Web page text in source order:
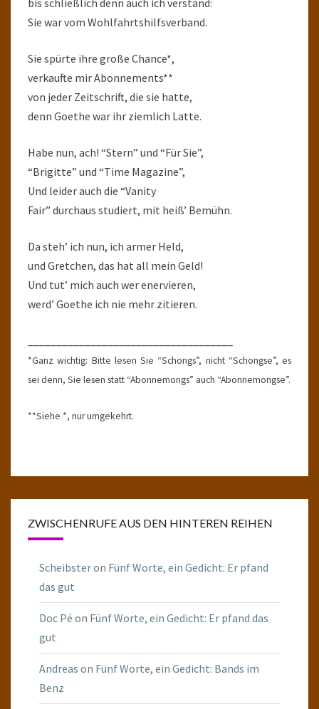
bis schließlich denn auch ich verstand:
Sie war vom Wohlfahrtshilfsverband.
Sie spürte ihre große Chance*,
verkaufte mir Abonnements**
von jeder Zeitschrift, die sie hatte,
denn Goethe war ihr ziemlich Latte.
Habe nun, ach! “Stern” und “Für Sie”,
“Brigitte” und “Time Magazine”,
Und leider auch die “Vanity
Fair” durchaus studiert, mit heiß’ Bemühn.
Da steh’ ich nun, ich armer Held,
und Gretchen, das hat all mein Geld!
Und tut’ mich auch wer enervieren,
werd’ Goethe ich nie mehr zitieren.
*Ganz wichtig: Bitte lesen Sie “Schongs”, nicht “Schongse”, es
sei denn, Sie lesen statt “Abonnemongs” auch “Abonnemongse”.
**Siehe *, nur umgekehrt.
ZWISCHENRUFE AUS DEN HINTEREN REIHEN
Scheibsteron Fünf Worte, ein Gedicht: Er pfand
das gut
Doc Pé on Fünf Worte, ein Gedicht: Er pfand das
gut
Andreas on Fünf Worte, ein Gedicht: Bands im
Benz